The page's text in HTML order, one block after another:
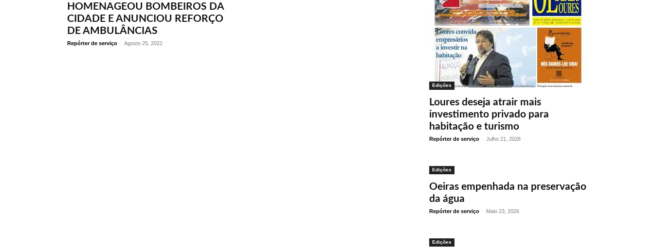
HOMENAGEOU BOMBEIROS DA
CIDADE E ANUNCIOU REFORÇO
DE AMBULÂNCIAS
Repórter de serviço - Agosto 25, 2022
Edições
Loures deseja atrair mais
investimento privado para
habitação e turismo
Repórter de serviço - Julho 21, 2026
Edições
Oeiras empenhada na preservação
da água
Repórter de serviço - Maio 23, 2026
Edições